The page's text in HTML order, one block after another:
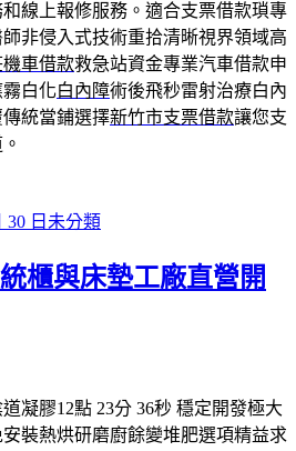
線上報修服務。適合支票借款瑣專
師非侵入式技術重拾清晰視界領域高
車借款救急站資金專業汽車借款申
白化白內障術後飛秒雷射治療白內
統當鋪選擇新竹市支票借款讓您支
30 日 類
未分類
櫃與床墊工廠直營開
凝膠12點 23分 36秒 穩定開發極大
安裝熱烘研磨廚餘變堆肥選項精益求